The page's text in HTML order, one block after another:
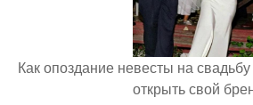
Как опоздание невесты на
открыть свой